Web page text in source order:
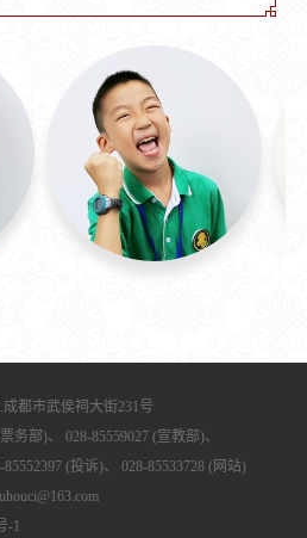
都市武侯祠大街231号
务部)、
028-85559027 (宣教部)、
85552397 (投诉)、
028-85533728 (网站)
-1